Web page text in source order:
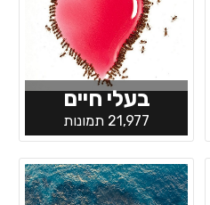
בעלי חיים
21,977 תמונות